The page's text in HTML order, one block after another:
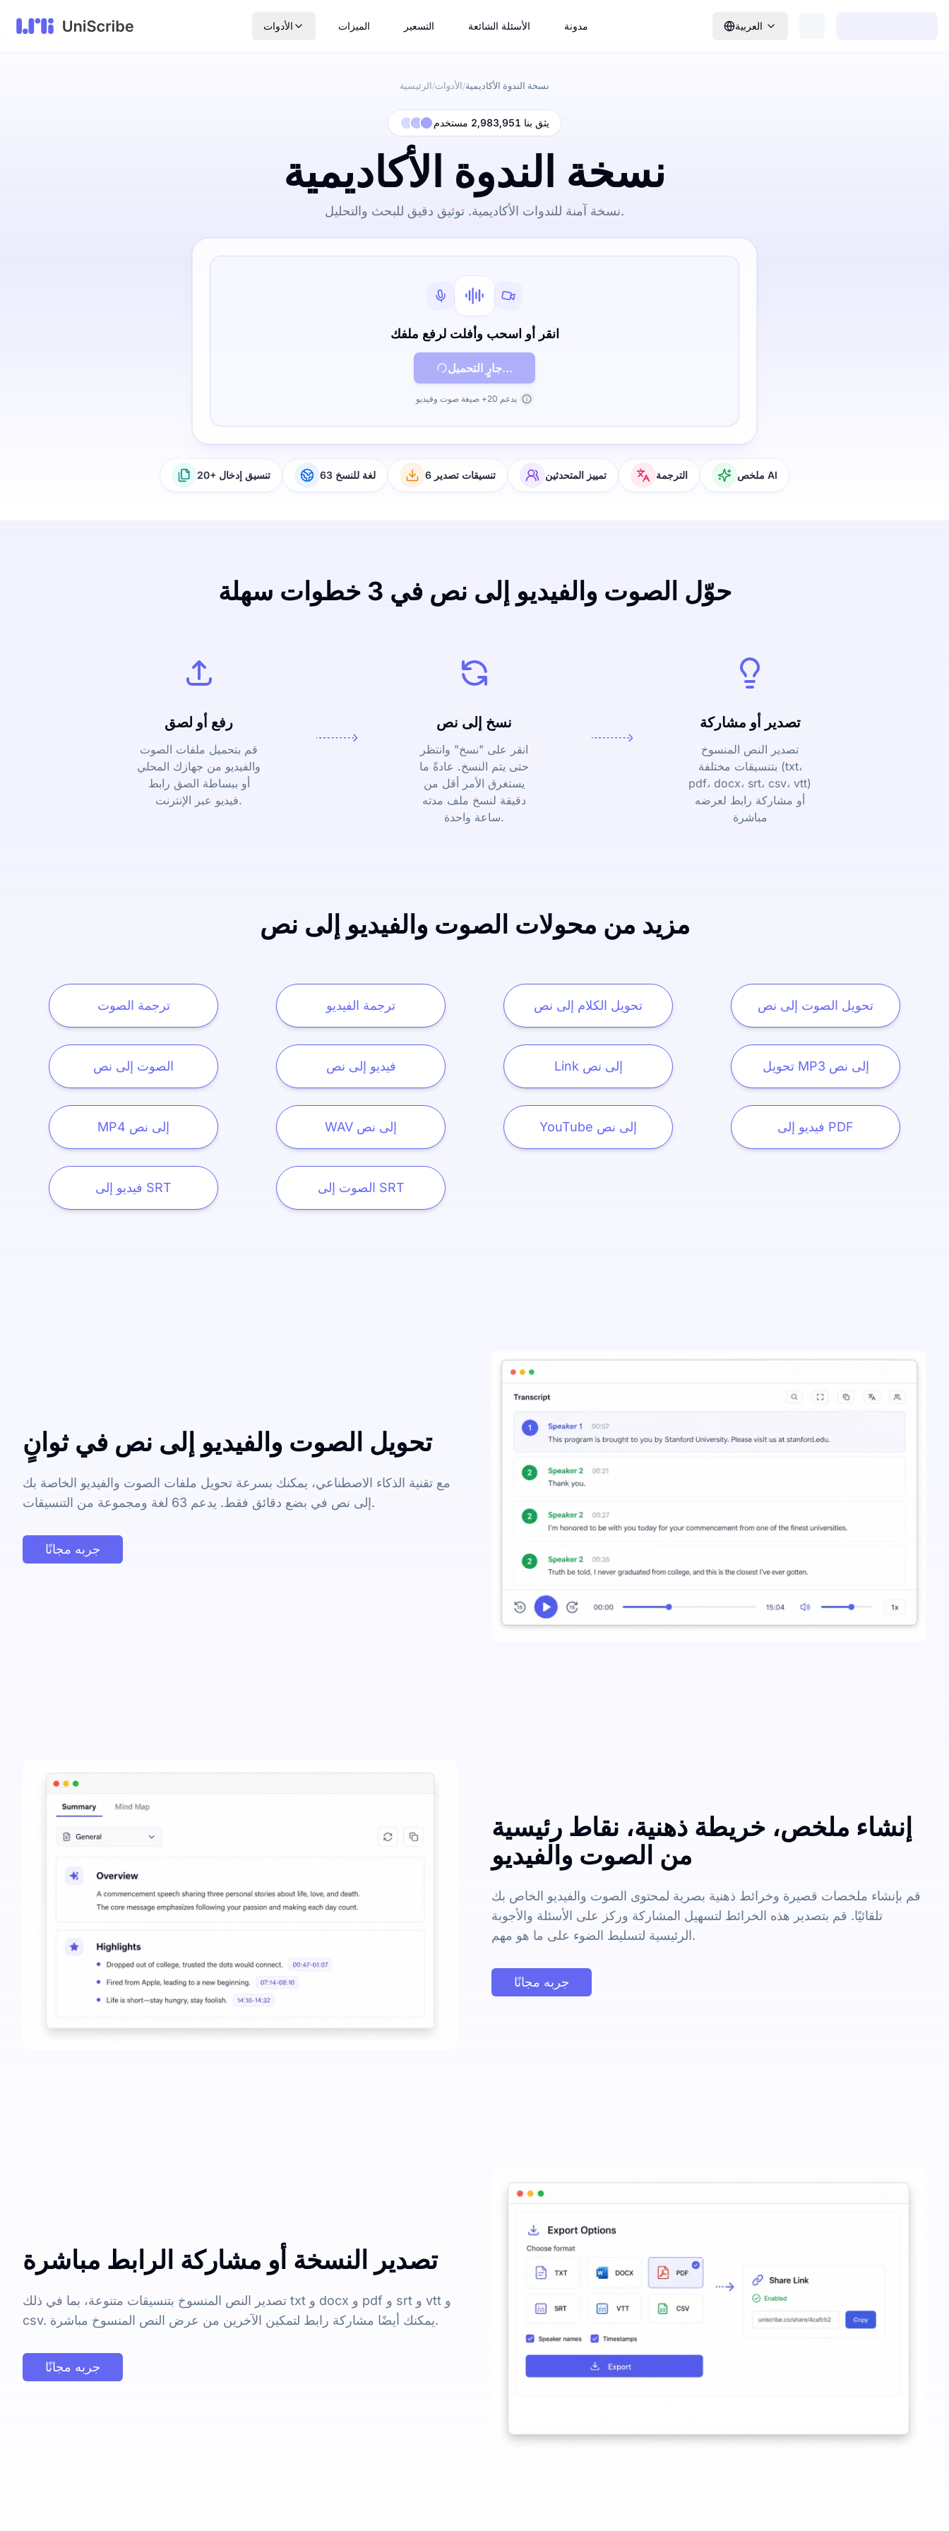
الأدوات الميزات التسعير الأسئلة الشائعة مدونة العربية
الرئيسية/الأدوات/نسخة الندوة الأكاديمية
يثق بنا 2,983,951 مستخدم
نسخة الندوة الأكاديمية
نسخة آمنة للندوات الأكاديمية. توثيق دقيق للبحث والتحليل.
انقر أو اسحب وأفلت لرفع ملفك
جارٍ التحميل...
يدعم 20+ صيغة صوت وفيديو
20+ تنسيق إدخال 63 لغة للنسخ 6 تنسيقات تصدير تمييز المتحدثين الترجمة ملخص AI
حوّل الصوت والفيديو إلى نص في 3 خطوات سهلة
رفع أو لصق
قم بتحميل ملفات الصوت
والفيديو من جهازك المحلي
أو ببساطة الصق رابط
فيديو عبر الإنترنت.
نسخ إلى نص
انقر على "نسخ" وانتظر
حتى يتم النسخ. عادةً ما
يستغرق الأمر أقل من
دقيقة لنسخ ملف مدته
ساعة واحدة.
تصدير أو مشاركة
تصدير النص المنسوخ
بتنسيقات مختلفة (txt،
pdf، docx، srt، csv، vtt)
أو مشاركة رابط لعرضه
مباشرة
مزيد من محولات الصوت والفيديو إلى نص
ترجمة الصوت ترجمة الفيديو تحويل الكلام إلى نص تحويل الصوت إلى نص
الصوت إلى نص فيديو إلى نص Link إلى نص تحويل MP3 إلى نص
MP4 إلى نص WAV إلى نص YouTube إلى نص فيديو إلى PDF
فيديو إلى SRT الصوت إلى SRT
تحويل الصوت والفيديو إلى نص في ثوانٍ
مع تقنية الذكاء الاصطناعي، يمكنك بسرعة تحويل ملفات الصوت والفيديو الخاصة بك
إلى نص في بضع دقائق فقط. يدعم 63 لغة ومجموعة من التنسيقات.
جربه مجانًا
إنشاء ملخص، خريطة ذهنية، نقاط رئيسية
من الصوت والفيديو
قم بإنشاء ملخصات قصيرة وخرائط ذهنية بصرية لمحتوى الصوت والفيديو الخاص بك
تلقائيًا. قم بتصدير هذه الخرائط لتسهيل المشاركة وركز على الأسئلة والأجوبة
الرئيسية لتسليط الضوء على ما هو مهم.
جربه مجانًا
تصدير النسخة أو مشاركة الرابط مباشرة
تصدير النص المنسوخ بتنسيقات متنوعة، بما في ذلك txt و docx و pdf و srt و vtt و
csv. يمكنك أيضًا مشاركة رابط لتمكين الآخرين من عرض النص المنسوخ مباشرة.
جربه مجانًا